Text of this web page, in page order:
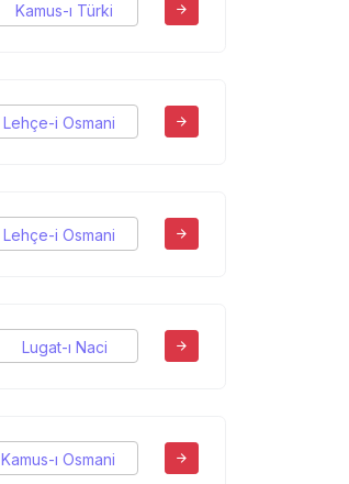
Kamus-ı Türki
Lehçe-i Osmani
Lehçe-i Osmani
Lugat-ı Naci
Kamus-ı Osmani